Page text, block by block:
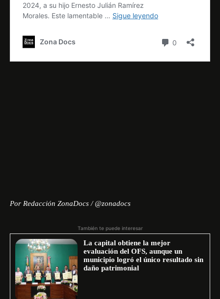
Por Redacción ZonaDocs / @zonadocs
También te puede interesar
La capital obtiene la mejor
evaluación del OFS, aunque un
municipio logró el único resultado sin
daño patrimonial